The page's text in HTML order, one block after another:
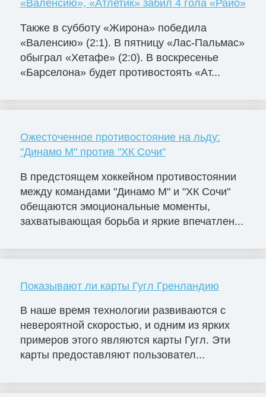
«Валенсию», «Атлетик» забил 4 гола «Райо»
Также в субботу «Жирона» победила
«Валенсию» (2:1). В пятницу «Лас-Пальмас»
обыграл «Хетафе» (2:0). В воскресенье
«Барселона» будет противостоять «Ат...
Ожесточенное противостояние на льду:
"Динамо М" против "ХК Сочи"
В предстоящем хоккейном противостоянии
между командами "Динамо М" и "ХК Сочи"
обещаются эмоциональные моменты,
захватывающая борьба и яркие впечатлен...
Показывают ли карты Гугл Гренландию
В наше время технологии развиваются с
невероятной скоростью, и одним из ярких
примеров этого являются карты Гугл. Эти
карты предоставляют пользовател...